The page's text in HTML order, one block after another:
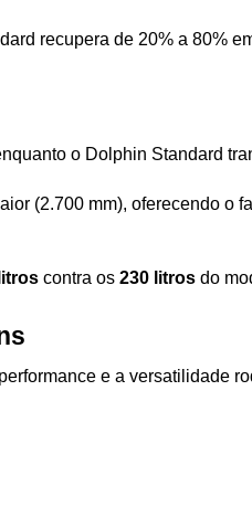
recupera de 20% a 80%
o Dolphin Standard
(2.700 mm), oferecendo o
contra os 230 litros do
e a versatilidade